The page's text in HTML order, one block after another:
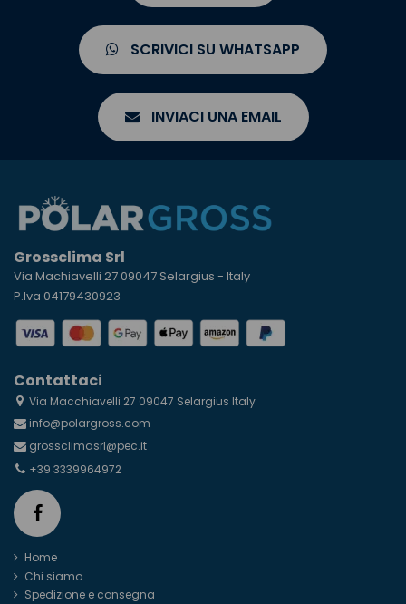
SCRIVICI SU WHATSAPP
INVIACI UNA EMAIL
Grossclima Srl
Via Machiavelli 27 09047 Selargius - Italy
P.Iva 04179430923
Contattaci
Via Macchiavelli 27 09047 Selargius Italy
info@polargross.com
grossclimasrl@pec.it
+39 3339964972
Home
Chi siamo
Spedizione e consegna